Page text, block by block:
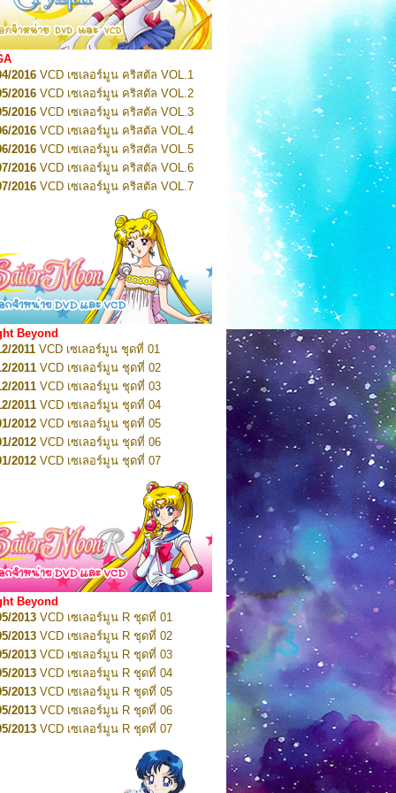
1
Pretty Guardian Sailor Moon Eternal
2
Pretty Guardian Sailor Moon Eternal
3
Pretty Guardian Sailor Moon Eternal
4
Pretty Guardian Sailor Moon Eternal
5
Pretty Guardian Sailor Moon Eternal
6
Pretty Guardian Sailor Moon Eternal
7
Pretty Guardian Sailor Moon Eternal
Pretty Guardian Sailor Moon Eternal
Pretty Guardian Sailor Moon Eternal
10
2026Code Name: Sailor V 1
2026Code Name: Sailor V 2
2016 VCD เซเลอร์มูน คริสตัล VOL.1
2016 VCD เซเลอร์มูน คริสตัล VOL.2
2016 VCD เซเลอร์มูน คริสตัล VOL.3
2016 VCD เซเลอร์มูน คริสตัล VOL.4
2016 VCD เซเลอร์มูน คริสตัล VOL.5
2016 VCD เซเลอร์มูน คริสตัล VOL.6
2016 VCD เซเลอร์มูน คริสตัล VOL.7
VCD เซเลอร์มูน คริสตัล VOL.9
VCD เซเลอร์มูน คริสตัล VOL.10
2016
VCD เซเลอร์มูน คริสตัล VOL.11
2016VCD เซเลอร์มูน คริสตัล VOL.12
2016VCD เซเลอร์มูน คริสตัล VOL.13
2016 DVD เซเลอร์มูน คริสตัล VOL.1
2016DVD เซเลอร์มูน คริสตัล VOL.2
2016 DVD เซเลอร์มูน คริสตัล VOL.3
2016 DVD เซเลอร์มูน คริสตัล VOL.4
2016 DVD เซเลอร์มูน คริสตัล VOL.5
2016 DVD เซเลอร์มูน คริสตัล VOL.6
2016DVD เซเลอร์มูน คริสตัล VOL.7
2016DVD เซเลอร์มูน คริสตัล VOL.8
2017 DVD เซเลอร์มูน คริสตัล Box-Set
Beyond
2011 VCD เซเลอร์มูน ชุดที่ 01
2011 VCD เซเลอร์มูน ชุดที่ 02
2011 VCD เซเลอร์มูน ชุดที่ 03
2011 VCD เซเลอร์มูน ชุดที่ 04
2012 VCD เซเลอร์มูน ชุดที่ 05
2012 VCD เซเลอร์มูน ชุดที่ 06
2012 VCD เซเลอร์มูน ชุดที่ 07
VCD เซเลอร์มูน ชุดที่ 08
VCD เซเลอร์มูน ชุดที่ 09
VCD เซเลอร์มูน ชุดที่ 10
2012VCD เซเลอร์มูน ชุดที่ 11
2012VCD เซเลอร์มูน ชุดที่ 12
2012VCD เซเลอร์มูน ชุดที่ 13
2012VCD เซเลอร์มูน ชุดที่ 14
2012 VCD เซเลอร์มูน ชุดที่ 15
VCD เซเลอร์มูน ชุดที่ 16
VCD เซเลอร์มูน ชุดที่ 17
VCD เซเลอร์มูน ชุดที่ 18
VCD เซเลอร์มูน ชุดที่ 19
VCD เซเลอร์มูน ชุดที่ 20
VCD เซเลอร์มูน ชุดที่ 21
VCD เซเลอร์มูน ชุดที่ 22
VCD เซเลอร์มูน ชุดที่ 23
DVD เซเลอร์มูน ชุดที่ 01
Beyond
2013 VCD เซเลอร์มูน R ชุดที่ 01
2013 VCD เซเลอร์มูน R ชุดที่ 02
2013 VCD เซเลอร์มูน R ชุดที่ 03
2013 VCD เซเลอร์มูน R ชุดที่ 04
2013 VCD เซเลอร์มูน R ชุดที่ 05
2013 VCD เซเลอร์มูน R ชุดที่ 06
2013 VCD เซเลอร์มูน R ชุดที่ 07
VCD เซเลอร์มูน R ชุดที่ 08
VCD เซเลอร์มูน R ชุดที่ 09
VCD เซเลอร์มูน R ชุดที่ 10